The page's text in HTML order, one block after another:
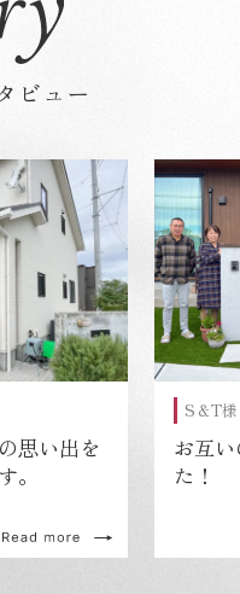
ビュー
思い出を
。
S＆T様
お互
た！